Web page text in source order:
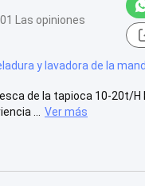
Las opiniones
y lavadora de la
de la tapioca 10-20t/H
...
Ver más